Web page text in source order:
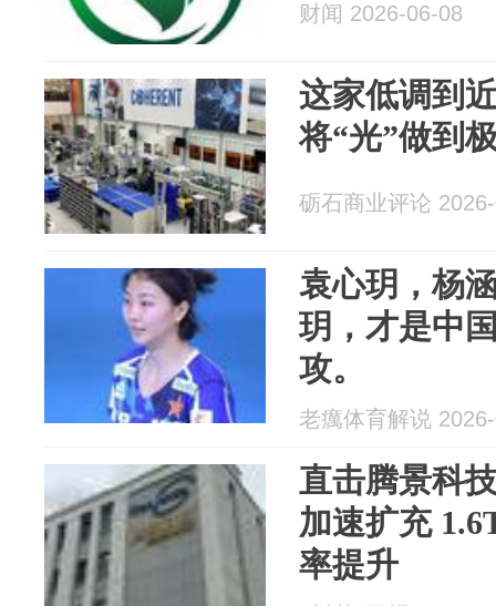
财闻 2026-06-08
这家低调到
将“光”做到
砺石商业评论
袁心玥，杨
玥，才是中
攻。
老癘体育解说
直击腾景科
加速扩充
率提升